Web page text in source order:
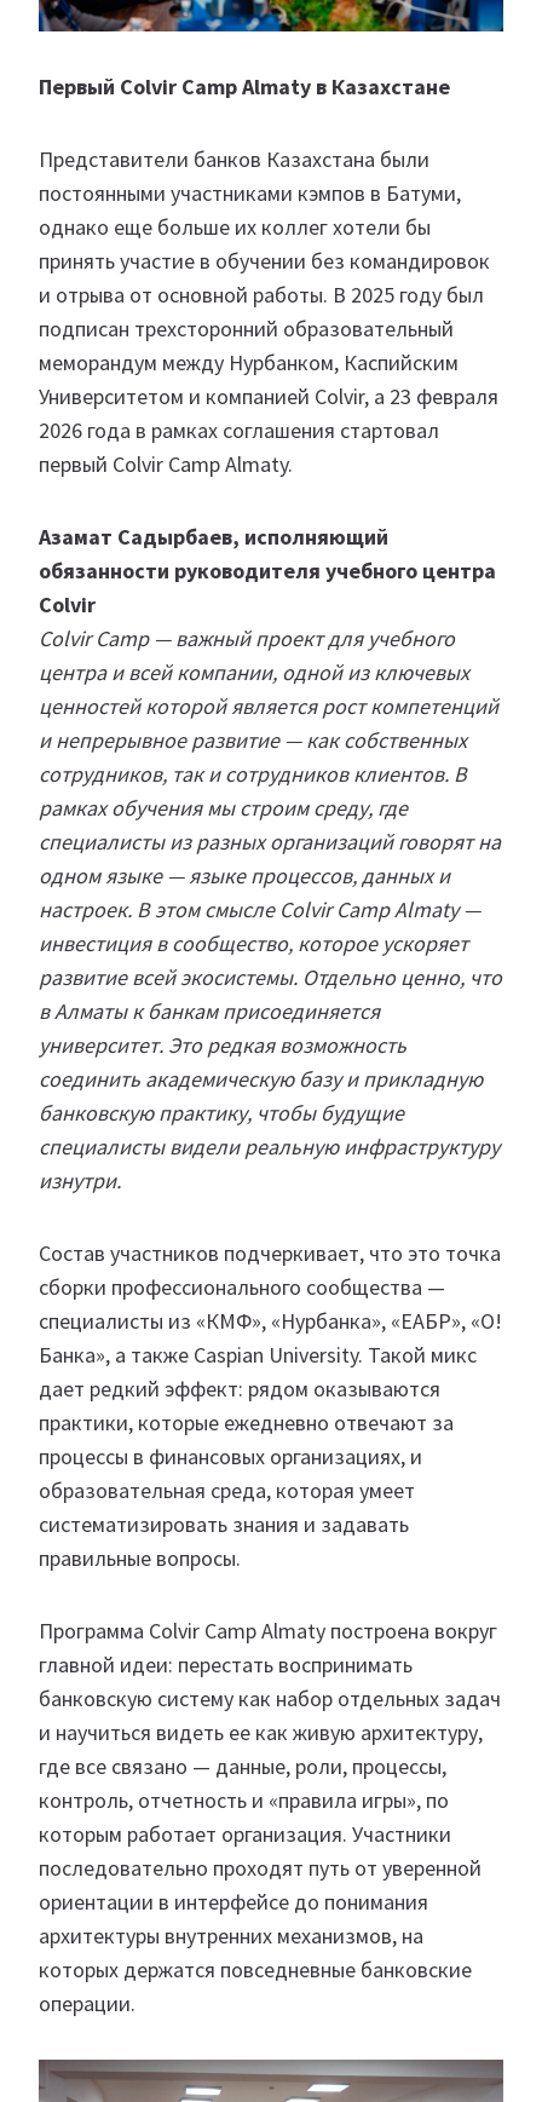
Первый Colvir Camp Almaty в Казахстане
Представители банков Казахстана были
постоянными участниками кэмпов в Батуми,
однако еще больше их коллег хотели бы
принять участие в обучении без командировок
и отрыва от основной работы. В 2025 году был
подписан трехсторонний образовательный
меморандум между Нурбанком, Каспийским
Университетом и компанией Colvir, а 23 февраля
2026 года в рамках соглашения стартовал
первый Colvir Camp Almaty.
Азамат Садырбаев, исполняющий
обязанности руководителя учебного центра
Colvir
Colvir Camp — важный проект для учебного
центра и всей компании, одной из ключевых
ценностей которой является рост компетенций
и непрерывное развитие — как собственных
сотрудников, так и сотрудников клиентов. В
рамках обучения мы строим среду, где
специалисты из разных организаций говорят на
одном языке — языке процессов, данных и
настроек. В этом смысле Colvir Camp Almaty —
инвестиция в сообщество, которое ускоряет
развитие всей экосистемы. Отдельно ценно, что
в Алматы к банкам присоединяется
университет. Это редкая возможность
соединить академическую базу и прикладную
банковскую практику, чтобы будущие
специалисты видели реальную инфраструктуру
изнутри.
Состав участников подчеркивает, что это точка
сборки профессионального сообщества —
специалисты из «КМФ», «Нурбанка», «ЕАБР», «О!
Банка», а также Caspian University. Такой микс
дает редкий эффект: рядом оказываются
практики, которые ежедневно отвечают за
процессы в финансовых организациях, и
образовательная среда, которая умеет
систематизировать знания и задавать
правильные вопросы.
Программа Colvir Camp Almaty построена вокруг
главной идеи: перестать воспринимать
банковскую систему как набор отдельных задач
и научиться видеть ее как живую архитектуру,
где все связано — данные, роли, процессы,
контроль, отчетность и «правила игры», по
которым работает организация. Участники
последовательно проходят путь от уверенной
ориентации в интерфейсе до понимания
архитектуры внутренних механизмов, на
которых держатся повседневные банковские
операции.